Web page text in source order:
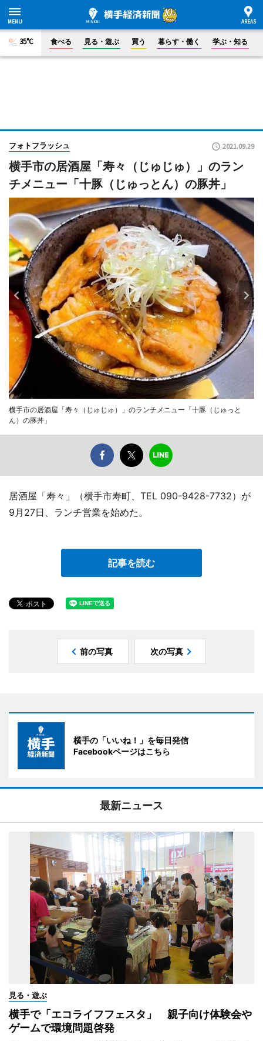
35°C 食べる 見る・遊ぶ 買う 暮らす・働く 学ぶ・知る
フォトフラッシュ 2021.09.29
横手市の居酒屋「寿々（じゅじゅ）」のラン
チメニュー「十豚（じゅっとん）の豚丼」
横手市の居酒屋「寿々（じゅじゅ）」のランチメニュー「十豚（じゅっと
ん）の豚丼」
居酒屋「寿々」（横手市寿町、TEL 090-9428-7732）が
9月27日、ランチ営業を始めた。
記事を読む
前の写真 次の写真
横手の「いいね！」を毎日発信
Facebookページはこちら
最新ニュース
見る・遊ぶ
横手で「エコライフフェスタ」 親子向け体験会や
ゲームで環境問題啓発